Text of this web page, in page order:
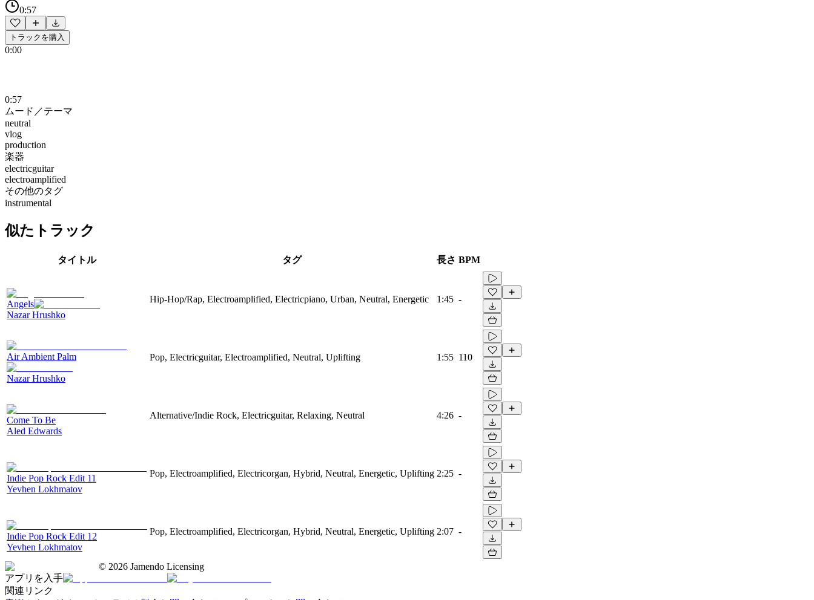
0:57
トラックを購入
0:00
0:57
ムード／テーマ
neutral
vlog
production
楽器
electricguitar
electroamplified
その他のタグ
instrumental
似たトラック
タイトル タグ 長さ BPM
Angels
Nazar Hrushko
Hip-Hop/Rap, Electroamplified, Electricpiano, Urban, Neutral, Energetic 1:45 -
Air Ambient Palm
Nazar Hrushko
Pop, Electricguitar, Electroamplified, Neutral, Uplifting 1:55 110
Come To Be
Aled Edwards
Alternative/Indie Rock, Electricguitar, Relaxing, Neutral 4:26 -
Indie Pop Rock Edit 11
Yevhen Lokhmatov
Pop, Electroamplified, Electricorgan, Hybrid, Neutral, Energetic, Uplifting 2:25 -
Indie Pop Rock Edit 12
Yevhen Lokhmatov
Pop, Electroamplified, Electricorgan, Hybrid, Neutral, Energetic, Uplifting 2:07 -
© 2026 Jamendo Licensing
アプリを入手
関連リンク